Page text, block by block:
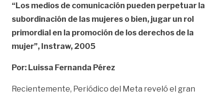
“Los medios de comunicación pueden perpetuar la
subordinación de las mujeres o bien, jugar un rol
primordial en la promoción de los derechos de la
mujer”, Instraw, 2005
Por: Luissa Fernanda Pérez
Recientemente, Periódico del Meta reveló el gran